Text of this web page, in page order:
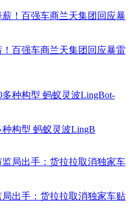
百强车商兰天集团回应暴雷
构型 蚂蚁灵波LingB
出手：货拉拉取消独家车贴